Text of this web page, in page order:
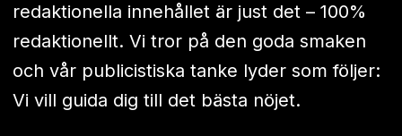
redaktionella innehållet är just det – 100%
redaktionellt. Vi tror på den goda smaken
och vår publicistiska tanke lyder som följer:
Vi vill guida dig till det bästa nöjet.